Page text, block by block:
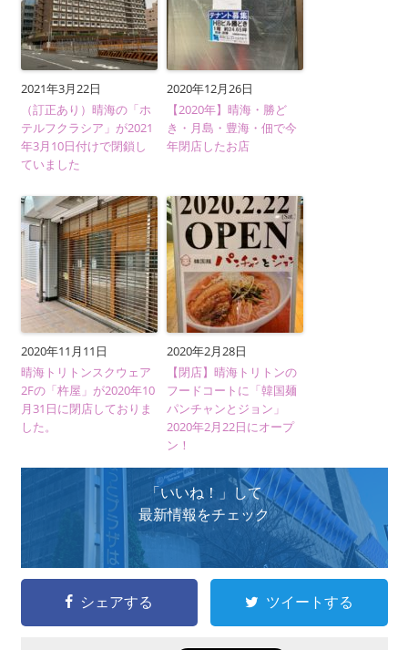
2021年3月22日
（訂正あり）晴海の「ホ
テルフクラシア」が2021
年3月10日付けで閉鎖し
ていました
2020年12月26日
【2020年】晴海・勝ど
き・月島・豊海・佃で今
年閉店したお店
2020年11月11日
晴海トリトンスクウェア
2Fの「杵屋」が2020年10
月31日に閉店しておりま
した。
2020年2月28日
【閉店】晴海トリトンの
フードコートに「韓国麺
パンチャンとジョン」
2020年2月22日にオープ
ン！
「いいね！」して
最新情報をチェック
シェアする ツイートする